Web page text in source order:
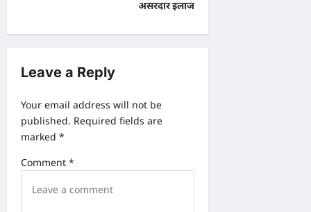
i
a
t
o
असरदार इलाज
Leave a Reply
Your email address will not be
published. Required fields are
marked *
Comment *